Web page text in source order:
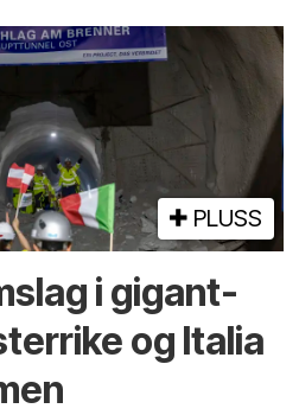
PLUSS
i gigant­
og Italia